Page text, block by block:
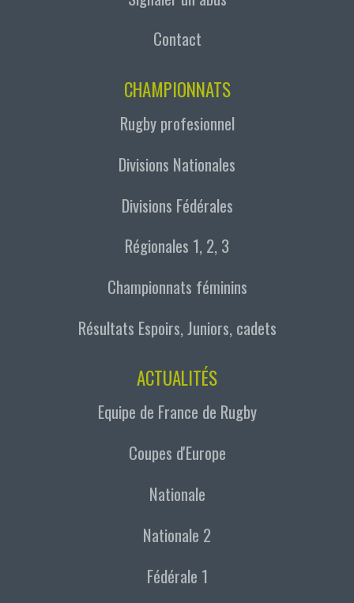
Contact
CHAMPIONNATS
Rugby profesionnel
Divisions Nationales
Divisions Fédérales
Régionales 1, 2, 3
Championnats féminins
Résultats Espoirs, Juniors, cadets
ACTUALITÉS
Equipe de France de Rugby
Coupes d'Europe
Nationale
Nationale 2
Fédérale 1